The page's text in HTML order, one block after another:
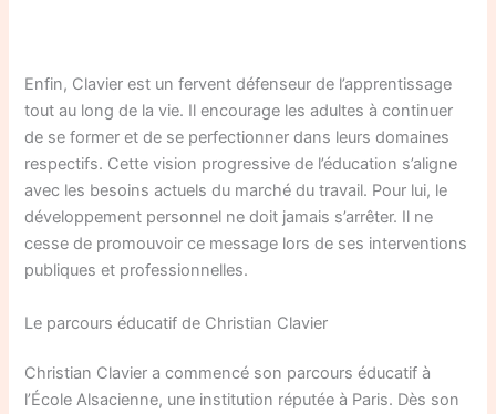
Enfin, Clavier est un fervent défenseur de l’apprentissage
tout au long de la vie. Il encourage les adultes à continuer
de se former et de se perfectionner dans leurs domaines
respectifs. Cette vision progressive de l’éducation s’aligne
avec les besoins actuels du marché du travail. Pour lui, le
développement personnel ne doit jamais s’arrêter. Il ne
cesse de promouvoir ce message lors de ses interventions
publiques et professionnelles.
Le parcours éducatif de Christian Clavier
Christian Clavier a commencé son parcours éducatif à
l’École Alsacienne, une institution réputée à Paris. Dès son